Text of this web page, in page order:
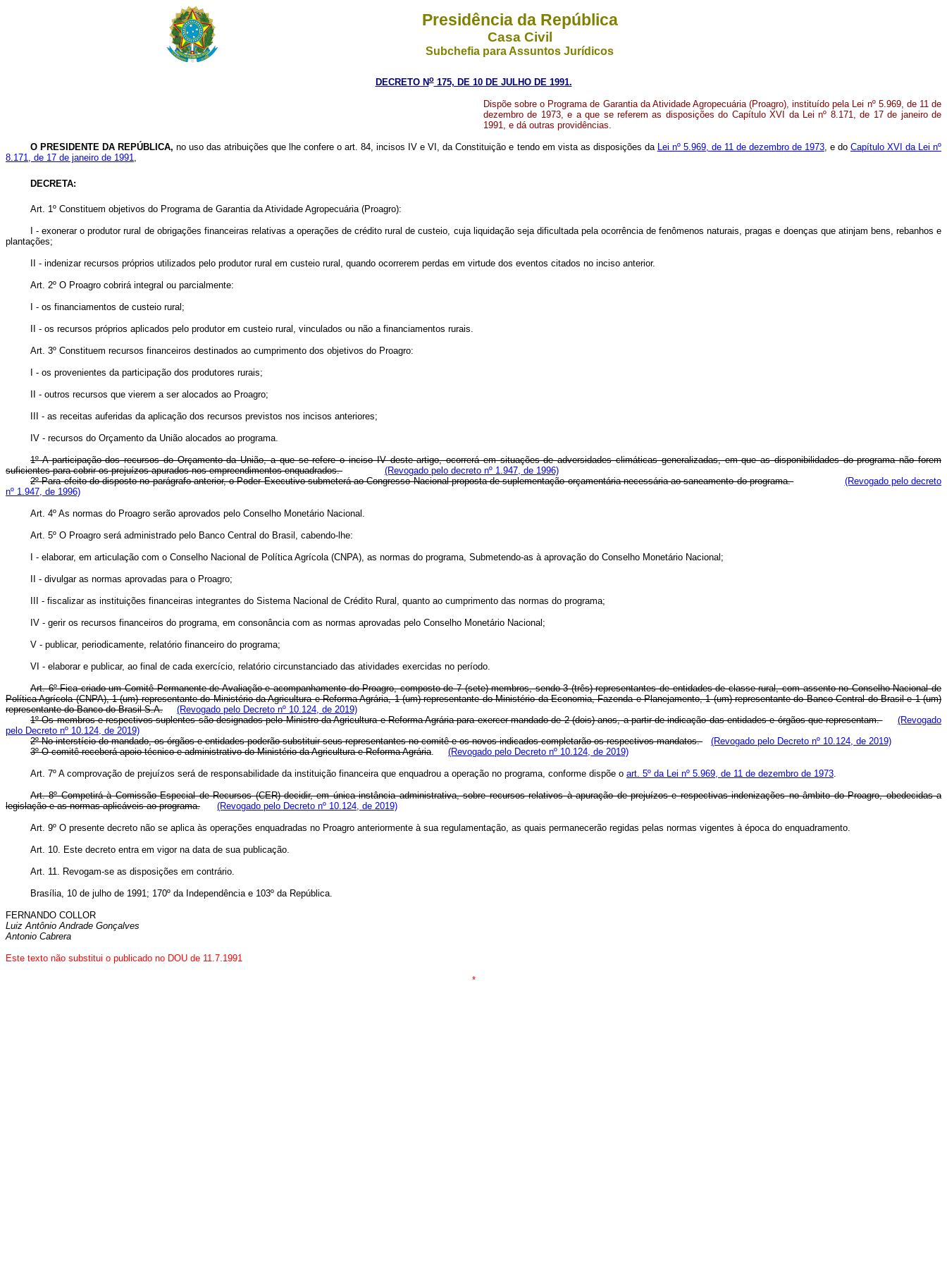
Presidência da República
Casa Civil
Subchefia para Assuntos Jurídicos
DECRETO No175, DE 10 DE JULHO DE 1991.
Dispõe sobre o Programa de Garantia da Atividade Agropecuária (Proagro), instituído pela Lei nº 5.969, de 11 de
dezembro de 1973, e a que se referem as disposições do Capítulo XVI da Lei nº 8.171, de 17 de janeiro de
1991, e dá outras providências.
O PRESIDENTE DA REPÚBLICA,no uso das atribuições que lhe confere o art. 84, incisos IV e VI, da Constituição e tendo em vista as disposições da Lei nº 5.969, de 11 de dezembro de 1973, e do Capítulo XVI da Lei nº
8.171, de 17 de janeiro de 1991,
DECRETA:
Art. 1º Constituem objetivos do Programa de Garantia da Atividade Agropecuária (Proagro):
I - exonerar o produtor rural de obrigações financeiras relativas a operações de crédito rural de custeio, cuja liquidação seja dificultada pela ocorrência de fenômenos naturais, pragas e doenças que atinjam bens, rebanhos e
plantações;
II - indenizar recursos próprios utilizados pelo produtor rural em custeio rural, quando ocorrerem perdas em virtude dos eventos citados no inciso anterior.
Art. 2º O Proagro cobrirá integral ou parcialmente:
I - os financiamentos de custeio rural;
II - os recursos próprios aplicados pelo produtor em custeio rural, vinculados ou não a financiamentos rurais.
Art. 3º Constituem recursos financeiros destinados ao cumprimento dos objetivos do Proagro:
I - os provenientes da participação dos produtores rurais;
II - outros recursos que vierem a ser alocados ao Proagro;
III - as receitas auferidas da aplicação dos recursos previstos nos incisos anteriores;
IV - recursos do Orçamento da União alocados ao programa.
1º A participação dos recursos do Orçamento da União, a que se refere o inciso IV deste artigo, ocorrerá em situações de adversidades climáticas generalizadas, em que as disponibilidades do programa não forem
suficientes para cobrir os prejuízos apurados nos empreendimentos enquadrados.
(Revogado pelo decreto nº 1.947, de 1996)
2º Para efeito do disposto no parágrafo anterior, o Poder Executivo submeterá ao Congresso Nacional proposta de suplementação orçamentária necessária ao saneamento do programa.
(Revogado pelo decreto
nº 1.947, de 1996)
Art. 4º As normas do Proagro serão aprovados pelo Conselho Monetário Nacional.
Art. 5º O Proagro será administrado pelo Banco Central do Brasil, cabendo-lhe:
I - elaborar, em articulação com o Conselho Nacional de Política Agrícola (CNPA), as normas do programa, Submetendo-as à aprovação do Conselho Monetário Nacional;
II - divulgar as normas aprovadas para o Proagro;
III - fiscalizar as instituições financeiras integrantes do Sistema Nacional de Crédito Rural, quanto ao cumprimento das normas do programa;
IV - gerir os recursos financeiros do programa, em consonância com as normas aprovadas pelo Conselho Monetário Nacional;
V - publicar, periodicamente, relatório financeiro do programa;
VI - elaborar e publicar, ao final de cada exercício, relatório circunstanciado das atividades exercidas no período.
Art. 6º Fica criado um Comitê Permanente de Avaliação e acompanhamento do Proagro, composto de 7 (sete) membros, sendo 3 (três) representantes de entidades de classe rural, com assento no Conselho Nacional de
Política Agrícola (CNPA), 1 (um) representante do Ministério da Agricultura e Reforma Agrária, 1 (um) representante do Ministério da Economia, Fazenda e Planejamento, 1 (um) representante do Banco Central do Brasil e 1 (um)
representante do Banco do Brasil S.A.
(Revogado pelo Decreto nº 10.124, de 2019)
1º Os membros e respectivos suplentes são designados pelo Ministro da Agricultura e Reforma Agrária para exercer mandado de 2 (dois) anos, a partir de indicação das entidades e órgãos que representam.
(Revogado
pelo Decreto nº 10.124, de 2019)
2º No interstício do mandado, os órgãos e entidades poderão substituir seus representantes no comitê e os novos indicados completarão os respectivos mandatos.
(Revogado pelo Decreto nº 10.124, de 2019)
3º O comitê receberá apoio técnico e administrativo do Ministério da Agricultura e Reforma Agrária. (Revogado pelo Decreto nº 10.124, de 2019)
Art. 7º A comprovação de prejuízos será de responsabilidade da instituição financeira que enquadrou a operação no programa, conforme dispõe o art. 5º da Lei nº 5.969, de 11 de dezembro de 1973.
Art. 8º Competirá à Comissão Especial de Recursos (CER) decidir, em única instância administrativa, sobre recursos relativos à apuração de prejuízos e respectivas indenizações no âmbito do Proagro, obedecidas a
legislação e as normas aplicáveis ao programa.
(Revogado pelo Decreto nº 10.124, de 2019)
Art. 9º O presente decreto não se aplica às operações enquadradas no Proagro anteriormente à sua regulamentação, as quais permanecerão regidas pelas normas vigentes à época do enquadramento.
Art. 10. Este decreto entra em vigor na data de sua publicação.
Art. 11. Revogam-se as disposições em contrário.
Brasília, 10 de julho de 1991; 170º da Independência e 103º da República.
FERNANDO COLLOR
Luiz Antônio Andrade Gonçalves
Antonio Cabrera
Este texto não substitui o publicado no DOU de 11.7.1991
*